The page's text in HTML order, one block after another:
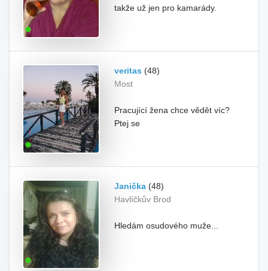
takže už jen pro kamarády.
veritas (48)
Most
Pracující žena chce vědět víc?
Ptej se
Janička (48)
Havlíčkův Brod
Hledám osudového muže...